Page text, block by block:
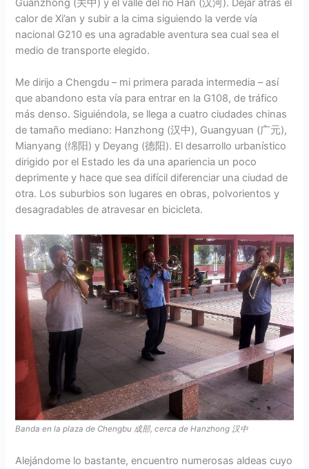
Guanzhong (关中) y el valle del río Han (汉河). Dejar atrás el
calor de Xi’an y subir a la cima siguiendo la verde vía
nacional G210 es una agradable aventura sea cual sea el
medio de transporte elegido.
Me dirijo a Chengdu – mi primera parada intermedia – así
que abandono esta vía para entrar en la G108, de tráfico
más denso. Siguiéndola, se llega a cuatro ciudades chinas
de tamaño mediano: Hanzhong (汉中), Guangyuan (广元),
Mianyang (绵阳) y Deyang (德阳). El desarrollo urbanístico
dirigido por el Estado les da una apariencia un poco
deprimente y hace que sea difícil diferenciar una ciudad de
otra. Los suburbios son lugares en obras, polvorientos y
desagradables de atravesar en bicicleta.
Banda en la plaza de Chengbu 成部, cerca de Hanzhong 汉中
Alejándome lo bastante, encuentro numerosas aldeas cuyo